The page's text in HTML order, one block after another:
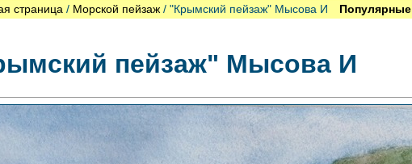
страница / Морской пейзаж / "Крымский пейзаж" Мысова И Популярные
пейзаж" Мысова И